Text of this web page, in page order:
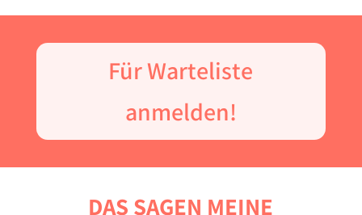
Für Warteliste
anmelden!
DAS SAGEN MEINE